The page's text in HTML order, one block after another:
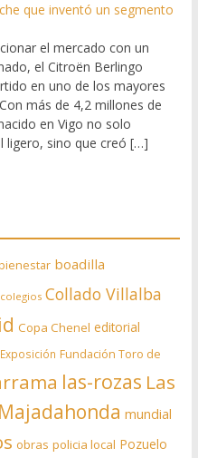
que inventó un segmento
el mercado con un
el Citroën Berlingo
en uno de los mayores
más de 4,2 millones de
en Vigo no solo
ligero, sino que creó […]
boadilla
colegios Collado Villalba
Copa Chenel editorial
Exposición Fundación Toro de
las-rozas Las
Majadahonda mundial
obras policia local Pozuelo